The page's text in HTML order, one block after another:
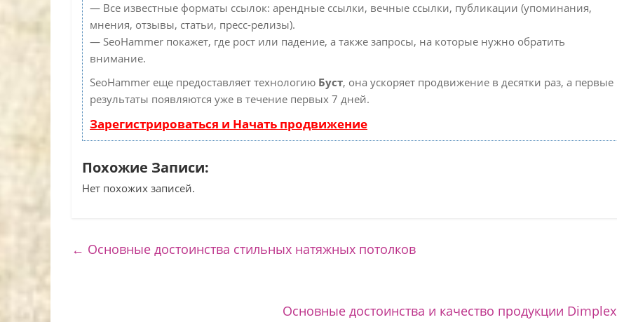
— Все известные форматы ссылок: арендные ссылки, вечные ссылки, публикации (упоминания,
мнения, отзывы, статьи, пресс-релизы).
— SeoHammer покажет, где рост или падение, а также запросы, на которые нужно обратить
внимание.
SeoHammer еще предоставляет технологию Буст, она ускоряет продвижение в десятки раз, а первые
результаты появляются уже в течение первых 7 дней.
Зарегистрироваться и Начать продвижение
Похожие Записи:
Нет похожих записей.
← Основные достоинства стильных натяжных потолков
Основные достоинства и качество продукции Dimplex